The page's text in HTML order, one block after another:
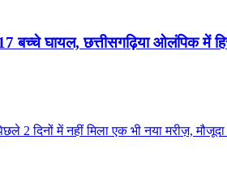
बच्चे घायल, छत्तीसगढ़िया ओलंपिक में
2 दिनों में नहीं मिला एक भी नया मरीज़,